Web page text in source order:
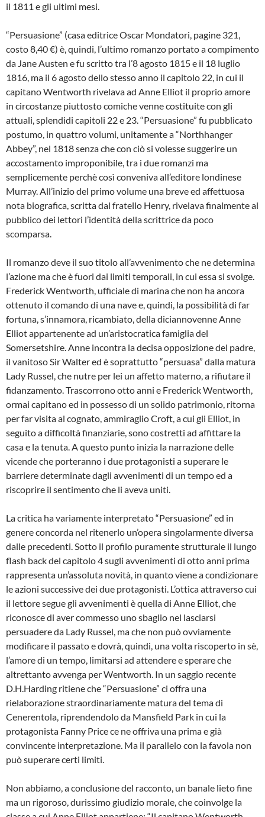
il 1811 e gli ultimi mesi.
“Persuasione” (casa editrice Oscar Mondatori, pagine 321,
costo 8,40 €) è, quindi, l’ultimo romanzo portato a compimento
da Jane Austen e fu scritto tra l’8 agosto 1815 e il 18 luglio
1816, ma il 6 agosto dello stesso anno il capitolo 22, in cui il
capitano Wentworth rivelava ad Anne Elliot il proprio amore
in circostanze piuttosto comiche venne costituite con gli
attuali, splendidi capitoli 22 e 23. “Persuasione” fu pubblicato
postumo, in quattro volumi, unitamente a “Northhanger
Abbey”, nel 1818 senza che con ciò si volesse suggerire un
accostamento improponibile, tra i due romanzi ma
semplicemente perchè così conveniva all’editore londinese
Murray. All’inizio del primo volume una breve ed affettuosa
nota biografica, scritta dal fratello Henry, rivelava finalmente al
pubblico dei lettori l’identità della scrittrice da poco
scomparsa.
Il romanzo deve il suo titolo all’avvenimento che ne determina
l’azione ma che è fuori dai limiti temporali, in cui essa si svolge.
Frederick Wentworth, ufficiale di marina che non ha ancora
ottenuto il comando di una nave e, quindi, la possibilità di far
fortuna, s’innamora, ricambiato, della diciannovenne Anne
Elliot appartenente ad un’aristocratica famiglia del
Somersetshire. Anne incontra la decisa opposizione del padre,
il vanitoso Sir Walter ed è soprattutto “persuasa” dalla matura
Lady Russel, che nutre per lei un affetto materno, a rifiutare il
fidanzamento. Trascorrono otto anni e Frederick Wentworth,
ormai capitano ed in possesso di un solido patrimonio, ritorna
per far visita al cognato, ammiraglio Croft, a cui gli Elliot, in
seguito a difficoltà finanziarie, sono costretti ad affittare la
casa e la tenuta. A questo punto inizia la narrazione delle
vicende che porteranno i due protagonisti a superare le
barriere determinate dagli avvenimenti di un tempo ed a
riscoprire il sentimento che li aveva uniti.
La critica ha variamente interpretato “Persuasione” ed in
genere concorda nel ritenerlo un’opera singolarmente diversa
dalle precedenti. Sotto il profilo puramente strutturale il lungo
flash back del capitolo 4 sugli avvenimenti di otto anni prima
rappresenta un’assoluta novità, in quanto viene a condizionare
le azioni successive dei due protagonisti. L’ottica attraverso cui
il lettore segue gli avvenimenti è quella di Anne Elliot, che
riconosce di aver commesso uno sbaglio nel lasciarsi
persuadere da Lady Russel, ma che non può ovviamente
modificare il passato e dovrà, quindi, una volta riscoperto in sè,
l’amore di un tempo, limitarsi ad attendere e sperare che
altrettanto avvenga per Wentworth. In un saggio recente
D.H.Harding ritiene che “Persuasione” ci offra una
rielaborazione straordinariamente matura del tema di
Cenerentola, riprendendolo da Mansfield Park in cui la
protagonista Fanny Price ce ne offriva una prima e già
convincente interpretazione. Ma il parallelo con la favola non
può superare certi limiti.
Non abbiamo, a conclusione del racconto, un banale lieto fine
ma un rigoroso, durissimo giudizio morale, che coinvolge la